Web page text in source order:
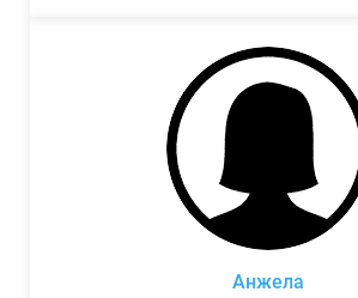
Анжела